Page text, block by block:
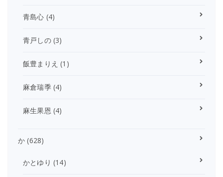
青島心 (4)
青戸しの(3)
飯豊まりえ (1)
麻倉瑞季(4)
麻生果恩 (4)
か (628)
かとゆり (14)